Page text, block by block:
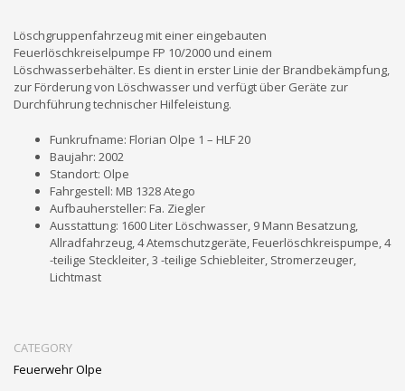
Löschgruppenfahrzeug mit einer eingebauten
Feuerlöschkreiselpumpe FP 10/2000 und einem
Löschwasserbehälter. Es dient in erster Linie der Brandbekämpfung,
zur Förderung von Löschwasser und verfügt über Geräte zur
Durchführung technischer Hilfeleistung.
Funkrufname: Florian Olpe 1 – HLF 20
Baujahr: 2002
Standort: Olpe
Fahrgestell: MB 1328 Atego
Aufbauhersteller: Fa. Ziegler
Ausstattung: 1600 Liter Löschwasser, 9 Mann Besatzung,
Allradfahrzeug, 4 Atemschutzgeräte, Feuerlöschkreispumpe, 4
-teilige Steckleiter, 3 -teilige Schiebleiter, Stromerzeuger,
Lichtmast
CATEGORY
Feuerwehr Olpe